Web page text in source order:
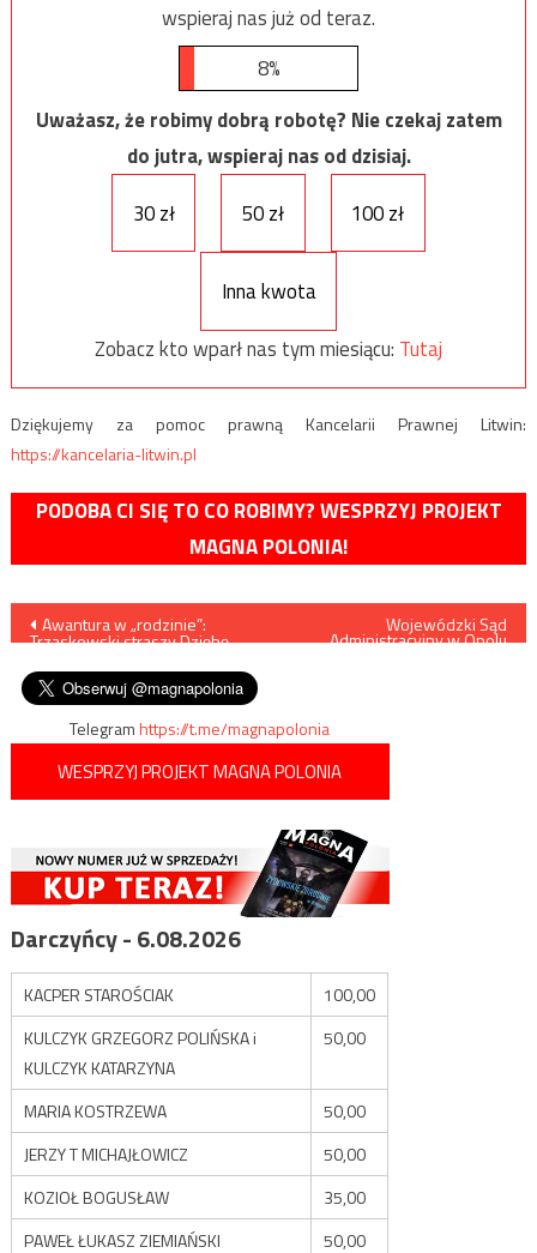
wspieraj nas już od teraz.
8%
Uważasz, że robimy dobrą robotę? Nie czekaj zatem
do jutra, wspieraj nas od dzisiaj.
30 zł
50 zł 100 zł
Inna kwota
Zobacz kto wparł nas tym miesiącu: Tutaj
Dziękujemy za pomoc prawną Kancelarii Prawnej Litwin:
https://kancelaria-litwin.pl
PODOBA CI SIĘ TO CO ROBIMY? WESPRZYJ PROJEKT
MAGNA POLONIA!
Nawigacja
wpisu
Awantura w „rodzinie”:
Trzaskowski straszy Dziębę
Wojewódzki Sąd
Administracyjny w Opolu
Telegramhttps://t.me/magnapolonia
WESPRZYJ PROJEKT MAGNA POLONIA
Darczyńcy - 6.08.2026
KACPER STAROŚCIAK
100,00
KULCZYK GRZEGORZ POLIŃSKA i
KULCZYK KATARZYNA
50,00
MARIA KOSTRZEWA
50,00
JERZY T MICHAJŁOWICZ
50,00
KOZIOŁ BOGUSŁAW
35,00
PAWEŁ ŁUKASZ ZIEMIAŃSKI
50,00